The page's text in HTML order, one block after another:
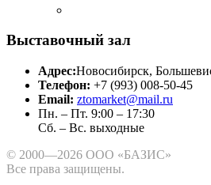
Выставочный зал
Адрес:Новосибирск,
Телефон: +7 (993) 008-50-45
Email: ztomarket@mail.ru
Пн. – Пт. 9:00 – 17:30
Сб. – Вс. выходные
© 2000—2026 ООО «БАЗИС»
Все права защищены.